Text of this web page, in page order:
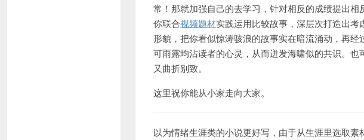
常！那就加强自己的去学习，针对相反的成绩提出
你联合视频题材实践运用比较故事，深层次打造出
形貌，把你看似惊涛骇浪的故事实在暗流涌动，再
可雨露均沾读者的心灵，从而迸发海啸似的共识。
又曲折别致。
这里祝你能从小家走向大家。
以为情绪生涯类的小说更好写，由于从生涯里选取